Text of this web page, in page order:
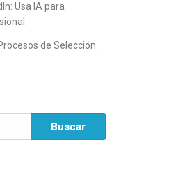
Usa IA para
de Selección.